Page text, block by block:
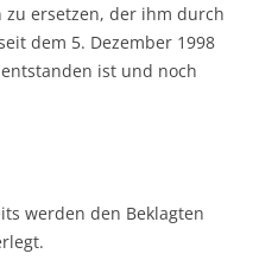
zu ersetzen, der ihm durch
dem 5. Dezember 1998
ist und noch
werden den Beklagten